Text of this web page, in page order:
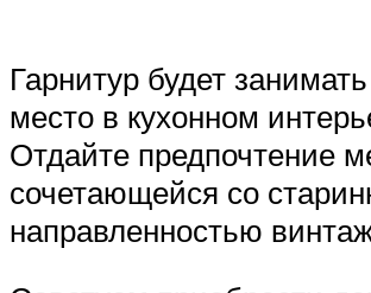
Гарнитур будет
место в кухонном
Отдайте предпочтение
сочетающейся со
направленностью